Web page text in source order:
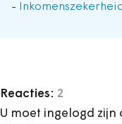
- Inkomenszekerheid
Reacties: 2
U moet ingelogd